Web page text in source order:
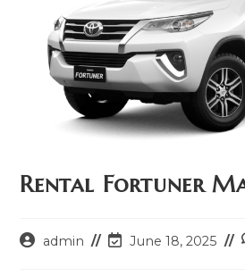
Rental Fortuner
Postadmin
PostJune 18, 2025